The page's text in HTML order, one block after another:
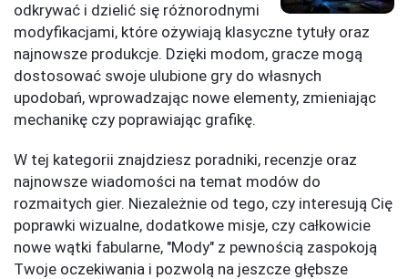
odkrywać i dzielić się różnorodnymi
modyfikacjami, które ożywiają klasyczne tytuły oraz
najnowsze produkcje. Dzięki modom, gracze mogą
dostosować swoje ulubione gry do własnych
upodobań, wprowadzając nowe elementy, zmieniając
mechanikę czy poprawiając grafikę.
W tej kategorii znajdziesz poradniki, recenzje oraz
najnowsze wiadomości na temat modów do
rozmaitych gier. Niezależnie od tego, czy interesują Cię
poprawki wizualne, dodatkowe misje, czy całkowicie
nowe wątki fabularne, "Mody" z pewnością zaspokoją
Twoje oczekiwania i pozwolą na jeszcze głębsze